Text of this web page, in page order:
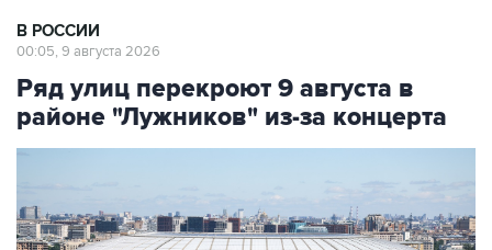
В РОССИИ
00:05, 9 августа 2026
Ряд улиц перекроют 9 августа в
районе "Лужников" из-за концерта